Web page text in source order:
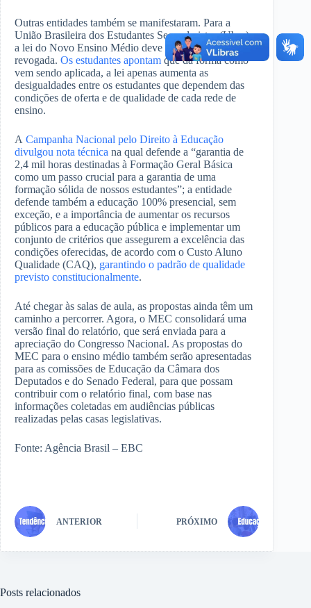
Outras entidades também se manifestaram. Para a
União Brasileira dos Estudantes Secundaristas (Ubes),
a lei do Novo Ensino Médio deve ser imediatamente
revogada. Os estudantes apontam que da forma como
vem sendo aplicada, a lei apenas aumenta as
desigualdades entre os estudantes que dependem das
condições de oferta e de qualidade de cada rede de
ensino.
A Campanha Nacional pelo Direito à Educação
divulgou nota técnica na qual defende a “garantia de
2,4 mil horas destinadas à Formação Geral Básica
como um passo crucial para a garantia de uma
formação sólida de nossos estudantes”; a entidade
defende também a educação 100% presencial, sem
exceção, e a importância de aumentar os recursos
públicos para a educação pública e implementar um
conjunto de critérios que assegurem a excelência das
condições oferecidas, de acordo com o Custo Aluno
Qualidade (CAQ), garantindo o padrão de qualidade
previsto constitucionalmente.
Até chegar às salas de aula, as propostas ainda têm um
caminho a percorrer. Agora, o MEC consolidará uma
versão final do relatório, que será enviada para a
apreciação do Congresso Nacional. As propostas do
MEC para o ensino médio também serão apresentadas
para as comissões de Educação da Câmara dos
Deputados e do Senado Federal, para que possam
contribuir com o relatório final, com base nas
informações coletadas em audiências públicas
realizadas pelas casas legislativas.
Fonte: Agência Brasil – EBC
ANTERIOR PRÓXIMO
Posts relacionados